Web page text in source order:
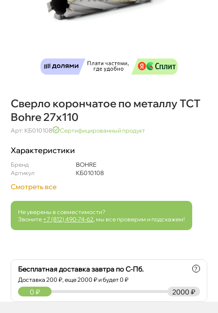
Сверло корончатое по металлу TCT
Bohre 27х110
Арт: КБ010108 Сертифицированный продукт
Характеристики
Бренд
BOHRE
Артикул
КБ010108
Смотреть все
Не уверены в совместимости?
Звоните +7 (812) 490-74-62 , мы все проверим и подскажем!
Бесплатная доставка завтра по С-Пб.
Доставка200 ₽, еще2000 ₽ и будет 0 ₽
?
2000 ₽
0 ₽